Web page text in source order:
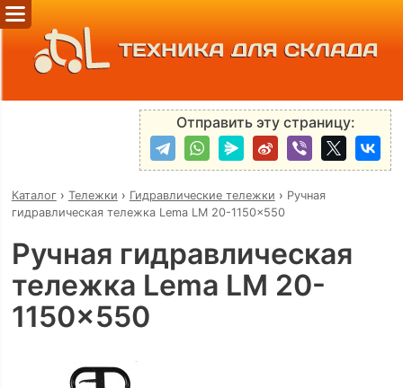
ТЕХНИКА ДЛЯ СКЛАДА
Отправить эту страницу:
Каталог› Тележки › Гидравлические тележки › Ручная
гидравлическая тележка Lema LM 20-1150x550
Ручная гидравлическая
тележка Lema LM 20-
1150x550